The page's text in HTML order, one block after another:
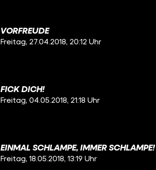
VORFREUDE
Freitag, 27.04.2018, 20:12 Uhr
FICK DICH!
Freitag, 04.05.2018, 21:18 Uhr
EINMAL SCHLAMPE, IMMER SCHLAMPE!
Freitag, 18.05.2018, 13:19 Uhr